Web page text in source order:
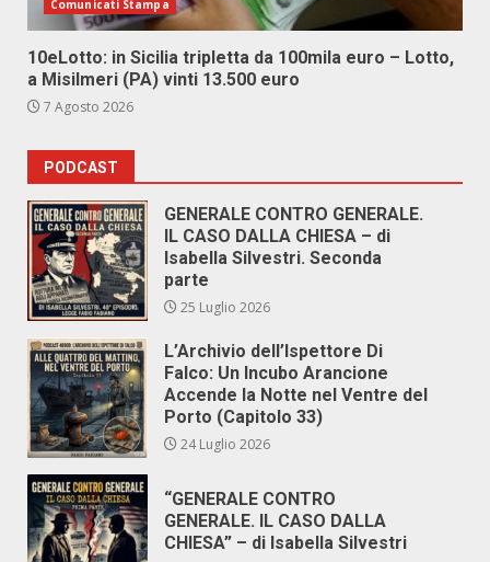
Comunicati Stampa
10eLotto: in Sicilia tripletta da 100mila euro – Lotto,
a Misilmeri (PA) vinti 13.500 euro
7 Agosto 2026
PODCAST
GENERALE CONTRO GENERALE.
IL CASO DALLA CHIESA – di
Isabella Silvestri. Seconda
parte
25 Luglio 2026
L’Archivio dell’Ispettore Di
Falco: Un Incubo Arancione
Accende la Notte nel Ventre del
Porto (Capitolo 33)
24 Luglio 2026
“GENERALE CONTRO
GENERALE. IL CASO DALLA
CHIESA” – di Isabella Silvestri